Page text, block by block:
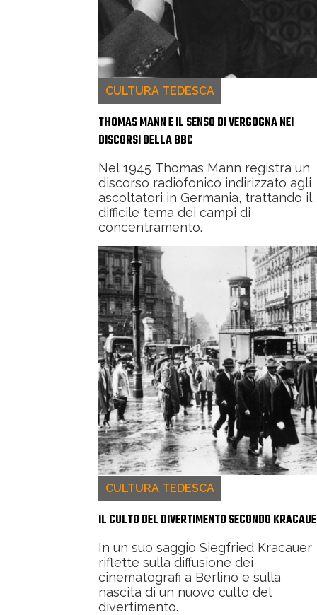
CULTURA TEDESCA
THOMAS MANN E IL SENSO DI VERGOGNA NEI
DISCORSI DELLA BBC
Nel 1945 Thomas Mann registra un
discorso radiofonico indirizzato agli
ascoltatori in Germania, trattando il
difficile tema dei campi di
concentramento.
CULTURA TEDESCA
IL CULTO DEL DIVERTIMENTO SECONDO
In un suo saggio Siegfried Kracauer
riflette sulla diffusione dei
cinematografi a Berlino e sulla
nascita di un nuovo culto del
divertimento.